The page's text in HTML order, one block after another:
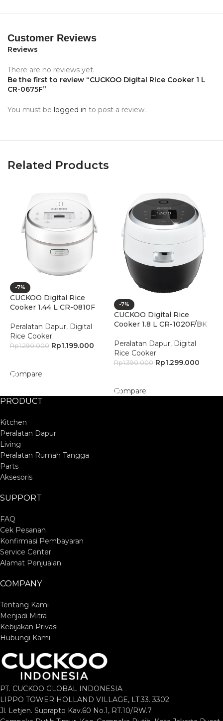
Customer Reviews
Reviews
There are no reviews yet.
Be the first to review “CUCKOO Digital Rice Cooker 1 L
CR-0675F”
You must be logged in to post a review.
Related Products
-7%
CUCKOO Digital Rice
Cooker 1.44 L CR-0810F
Peralatan Dapur, Digital
Rice Cooker
Rp1.290.000 Rp1.199.000
Compare
-7%
CUCKOO Digital Rice
Cooker 1.8 L CR-1020F/BK
Peralatan Dapur, Digital
Rice Cooker
Rp1.390.000 Rp1.299.000
Compare
PRODUCT
Kitchen
Peralatan Dapur
Living
Peralatan Rumah Tangga
Parts
Aksesoris
SUPPORT
FAQ
Cek Pesanan
Konfirmasi Pembayaran
Service Center
Alamat Penjualan
COMPANY
Tentang Kami
Menjadi Mitra
Kebijakan Privasi
Hubungi Kami
PT. CUCKOO GLOBAL INDONESIA
LIPPO TOWER HOLLAND VILLAGE, LT.33. 3302
Jl. Letjen. Suprapto Kav.60 No.1, RT.10/RW.7